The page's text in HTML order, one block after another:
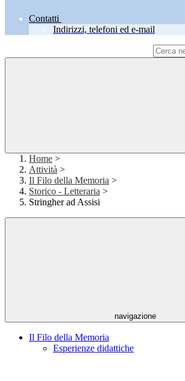
Contatti
Indirizzi, telefoni ed e-mail
Home >
Attività >
Il Filo della Memoria >
Storico - Letteraria >
Stringher ad Assisi
navigazione
Il Filo della Memoria
Esperienze didattiche